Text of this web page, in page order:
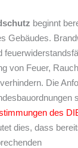
beginnt
Gebäudes.
von Feuer,
Die
des
dies, dass